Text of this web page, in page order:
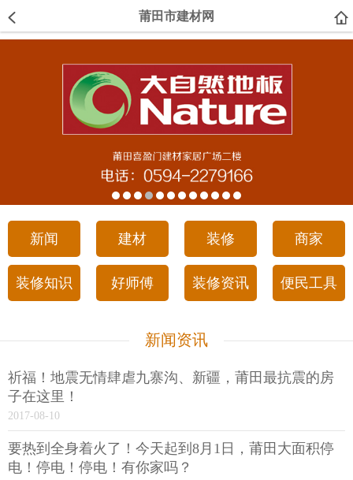
莆田市建材网
新闻 建材 装修 商家
装修知识 好师傅 装修资讯 便民工具
新闻资讯
祈福！地震无情肆虐九寨沟、新疆，莆田最抗震的房
子在这里！
2017-08-10
要热到全身着火了！今天起到8月1日，莆田大面积停
电！停电！停电！有你家吗？